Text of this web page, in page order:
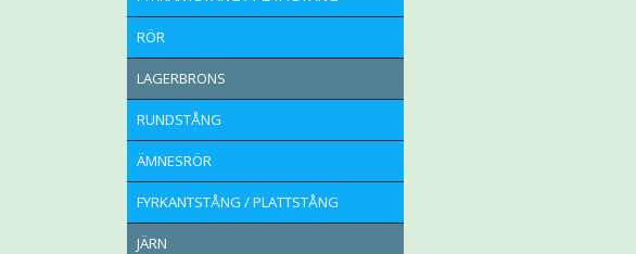
RÖR
LAGERBRONS
RUNDSTÅNG
ÄMNESRÖR
FYRKANTSTÅNG / PLATTSTÅNG
JÄRN